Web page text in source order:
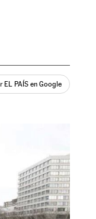
EL PAÍS en Google